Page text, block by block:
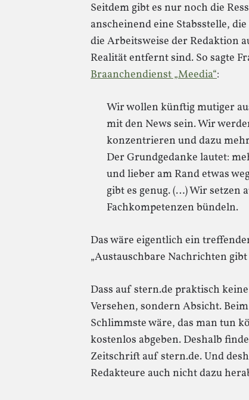
Seitdem gibt es nur noch die
anscheinend eine Stabsstelle,
die Arbeitsweise der Redaktion
Realität entfernt sind. So sagte
Braanchendienst „Meedia“:
Wir wollen künftig mutiger
mit den News sein. Wir
konzentrieren und dazu
Der Grundgedanke lautet:
und lieber am Rand etwas
gibt es genug. (…) Wir
Fachkompetenzen bündeln.
Das wäre eigentlich ein
„Austauschbare Nachrichten
Dass auf stern.de praktisch
Versehen, sondern Absicht.
Schlimmste wäre, das man tun
kostenlos abgeben. Deshalb
Zeitschrift auf stern.de. Und
Redakteure auch nicht dazu